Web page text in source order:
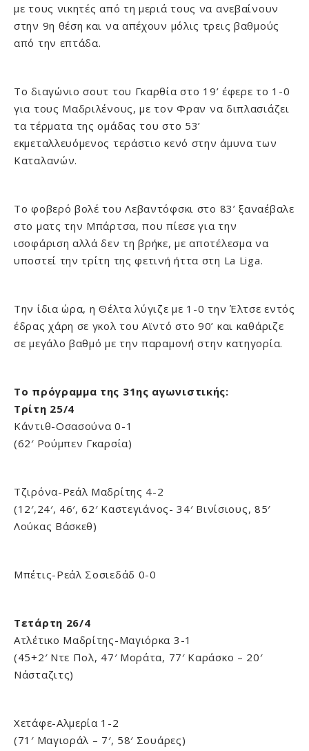
με τους νικητές από τη μεριά τους να ανεβαίνουν
στην 9η θέση και να απέχουν μόλις τρεις βαθμούς
από την επτάδα.
Το διαγώνιο σουτ του Γκαρθία στο 19’ έφερε το 1-0
για τους Μαδριλένους, με τον Φραν να διπλασιάζει
τα τέρματα της ομάδας του στο 53’
εκμεταλλευόμενος τεράστιο κενό στην άμυνα των
Καταλανών.
Το φοβερό βολέ του Λεβαντόφσκι στο 83’ ξαναέβαλε
στο ματς την Μπάρτσα, που πίεσε για την
ισοφάριση αλλά δεν τη βρήκε, με αποτέλεσμα να
υποστεί την τρίτη της φετινή ήττα στη La Liga.
Την ίδια ώρα, η Θέλτα λύγιζε με 1-0 την Έλτσε εντός
έδρας χάρη σε γκολ του Αϊντό στο 90’ και καθάριζε
σε μεγάλο βαθμό με την παραμονή στην κατηγορία.
Το πρόγραμμα της 31ης αγωνιστικής:
Τρίτη 25/4
Κάντιθ-Οσασούνα 0-1
(62′ Ρούμπεν Γκαρσία)
Τζιρόνα-Ρεάλ Μαδρίτης 4-2
(12′,24′, 46′, 62′ Καστεγιάνος- 34′ Βινίσιους, 85′
Λούκας Βάσκεθ)
Μπέτις-Ρεάλ Σοσιεδάδ 0-0
Τετάρτη 26/4
Ατλέτικο Μαδρίτης-Μαγιόρκα 3-1
(45+2′ Ντε Πολ, 47′ Μοράτα, 77′ Καράσκο – 20′
Νάσταζιτς)
Χετάφε-Αλμερία 1-2
(71′ Μαγιοράλ – 7′, 58′ Σουάρες)